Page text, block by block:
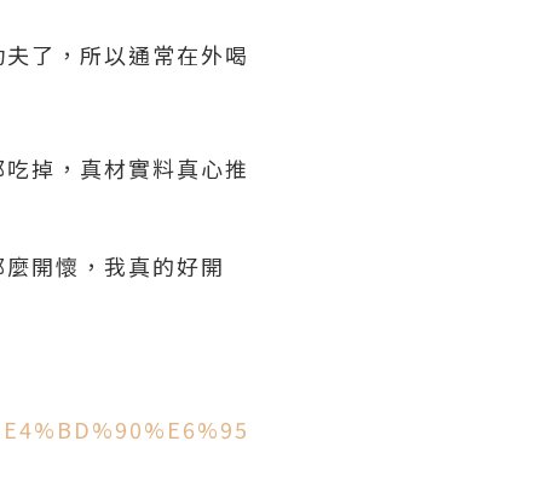
了，所以通常在外喝
掉，真材實料真心推
開懷，我真的好開